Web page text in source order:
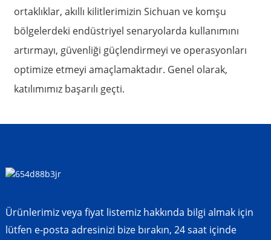
ortaklıklar, akıllı kilitlerimizin Sichuan ve komşu
bölgelerdeki endüstriyel senaryolarda kullanımını
artırmayı, güvenliği güçlendirmeyi ve operasyonları
optimize etmeyi amaçlamaktadır. Genel olarak,
katılımımız başarılı geçti.
Ürünlerimiz veya fiyat listemiz hakkında bilgi almak için
lütfen e-posta adresinizi bize bırakın, 24 saat içinde